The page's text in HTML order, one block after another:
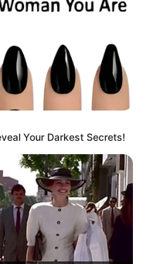
Your Darkest Secrets!